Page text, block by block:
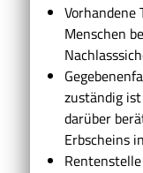
Vorhandene
Menschen
zuständig
darüber
Erbscheins